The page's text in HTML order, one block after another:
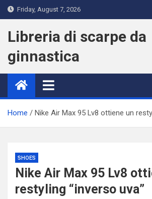
Skip
to
content
Friday, August 7, 2026
Libreria di scarpe da
ginnastica
Home Nike Air Max 95 Lv8 ottiene un
SHOES
Nike Air Max 95 Lv8
restyling “inverso uva”